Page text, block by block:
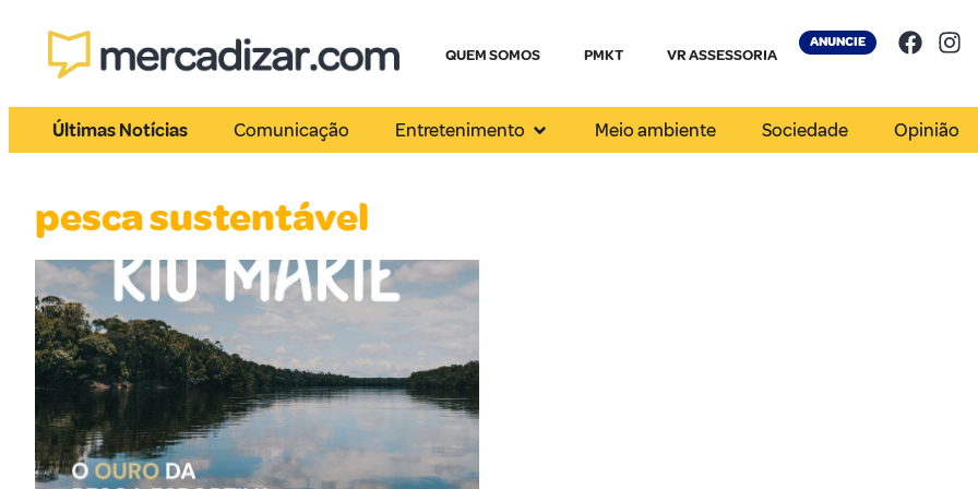
QUEM SOMOS PMKT VR ASSESSORIA
ANUNCIE
Últimas Notícias Comunicação Entretenimento Meio ambiente Sociedade Opinião
pesca sustentável